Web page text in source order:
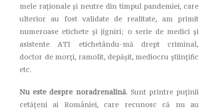
mele raționale și neutre din timpul pandemiei, care
ulterior au fost validate de realitate, am primit
numeroase etichete și jigniri; o serie de medici și
asistente ATI etichetându-mă drept criminal,
doctor de morți, ramolit, depășit, mediocru științific
etc.
Nu este despre noradrenalină. Sunt printre puținii
cetățeni ai României, care recunosc că nu au